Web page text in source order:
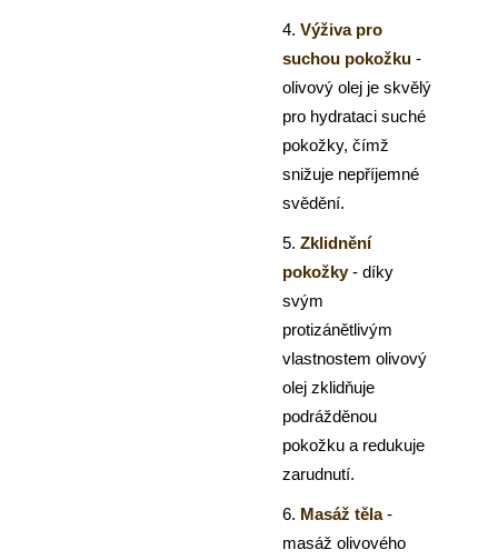
4. Výživa pro
suchou pokožku -
olivový olej je skvělý
pro hydrataci suché
pokožky, čímž
snižuje nepříjemné
svědění.
5. Zklidnění
pokožky- díky
svým
protizánětlivým
vlastnostem olivový
olej zklidňuje
podrážděnou
pokožku a redukuje
zarudnutí.
6. Masáž těla-
masáž olivového